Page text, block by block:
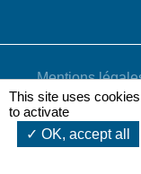
Mentions
Plan du site
This site uses
to activate
OK, accept all